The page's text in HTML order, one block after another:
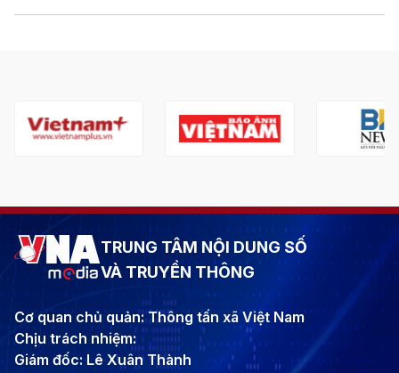
TRUNG TÂM NỘI DUNG SỐ
VÀ TRUYỀN THÔNG
Cơ quan chủ quản: Thông tấn xã Việt Nam
Chịu trách nhiệm:
Giám đốc: Lê Xuân Thành